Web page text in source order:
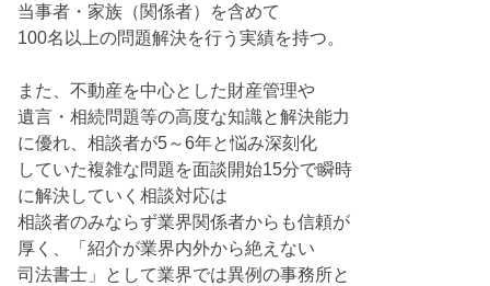
当事者・家族（関係者）を含めて
100名以上の問題解決を行う実績を持つ。
また、不動産を中心とした財産管理や
遺言・相続問題等の高度な知識と解決能力
に優れ、相談者が5～6年と悩み深刻化
していた複雑な問題を面談開始15分で瞬時
に解決していく相談対応は
相談者のみならず業界関係者からも信頼が
厚く、「紹介が業界内外から絶えない
司法書士」として業界では異例の事務所と